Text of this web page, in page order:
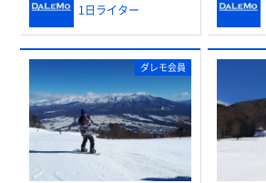
1日ライター
ダレモ会員